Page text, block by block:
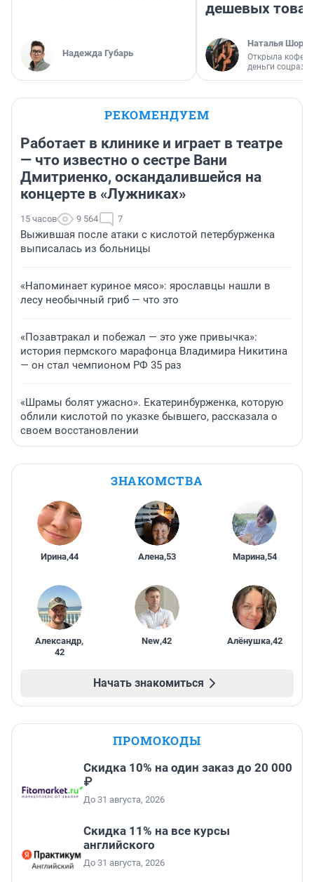
Надежда Губарь
дешевых
Наталья
Открыла
деньги
РЕКОМЕНДУЕМ
Работает в клинике и играет в театре
— что известно о сестре Вани
Дмитриенко, оскандалившейся на
концерте в «Лужниках»
15 часов 9 564 7
Выжившая после атаки с кислотой петербурженка
выписалась из больницы
«Напоминает куриное мясо»: ярославцы нашли в
лесу необычный гриб — что это
«Позавтракал и побежал — это уже привычка»:
история пермского марафонца Владимира Никитина
— он стал чемпионом РФ 35 раз
«Шрамы болят ужасно». Екатеринбурженка, которую
облили кислотой по указке бывшего, рассказала о
своем восстановлении
ЗНАКОМСТВА
Ирина,44 Алена,53 Марина,54
Александр,
42
New,42 Алёнушка,42
Начать знакомиться
ПРОМОКОДЫ
Скидка 10% на один заказ до 20 000
₽
До 31 августа, 2026
Скидка 11% на все курсы
английского
До 31 августа, 2026